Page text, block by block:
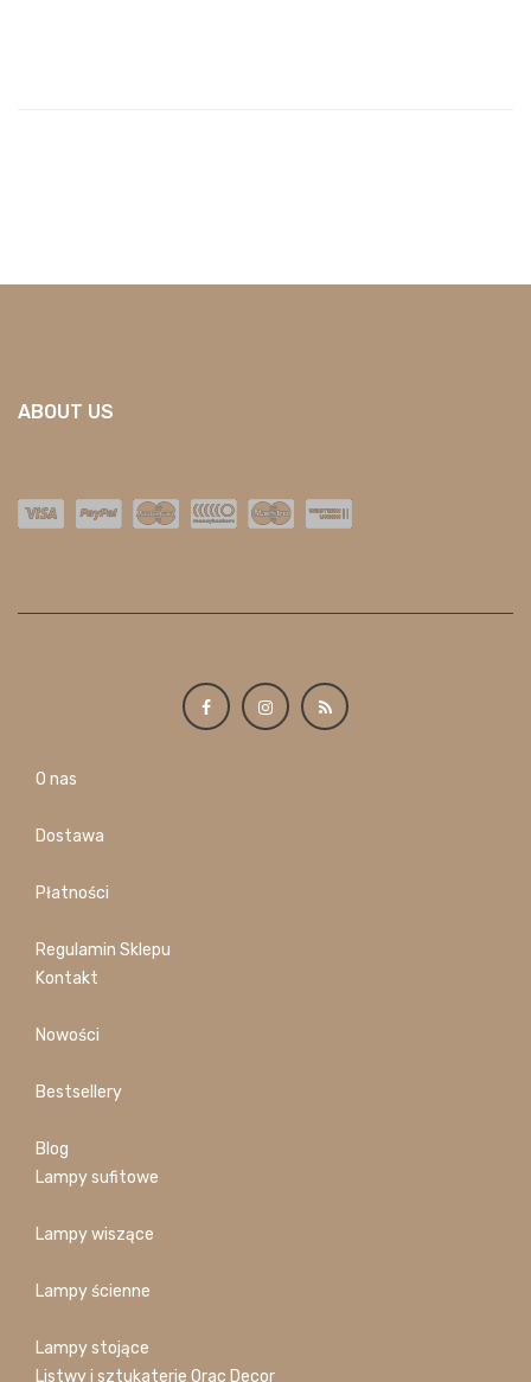
ABOUT US
O nas
Dostawa
Płatności
Regulamin Sklepu
Kontakt
Nowości
Bestsellery
Blog
Lampy sufitowe
Lampy wiszące
Lampy ścienne
Lampy stojące
Listwy i sztukaterie Orac Decor